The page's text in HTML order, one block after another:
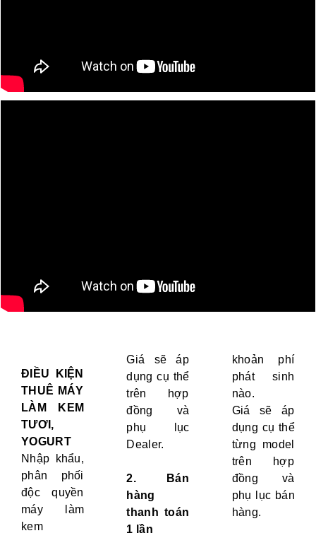
ĐIỀU KIỆN
THUÊ MÁY
LÀM KEM
TƯƠI,
YOGURT
Nhập khẩu,
phân phối
độc quyền
máy làm
kem
Giá sẽ áp
dụng cụ thể
trên hợp
đồng và
phụ lục
Dealer.
2. Bán
hàng
thanh toán
1 lần
khoản phí
phát sinh
nào.
Giá sẽ áp
dụng cụ thể
từng model
trên hợp
đồng và
phụ lục bán
hàng.